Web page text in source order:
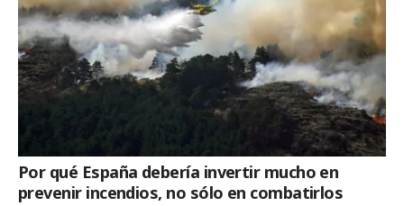
Por qué España debería invertir mucho en
prevenir incendios, no sólo en combatirlos